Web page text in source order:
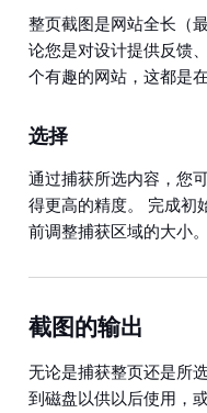
整页截图是网站全长（
论您是对设计提供反馈
个有趣的网站，这都是
选择
通过捕获所选内容，您
得更高的精度。 完成初
前调整捕获区域的大小。
截图的输出
无论是捕获整页还是所
到磁盘以供以后使用，